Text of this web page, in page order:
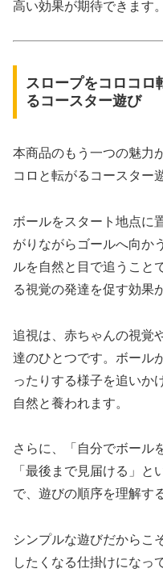
高い効果が期待できます。
スロープをコロコロ
るコースター遊び
本商品のもう一つの魅力
コロと転がるコースター
ボールをスタート地点に
がりながらゴールへ向か
ルを自然と目で追うこと
る視覚の発達を促す効果
追視は、赤ちゃんの視覚
達のひとつです。ボール
ったりする様子を追いか
自然と養われます。
さらに、「自分でボール
「最後まで見届ける」と
で、遊びの順序を理解す
シンプルな遊びだからこ
したくなる仕掛けになっ